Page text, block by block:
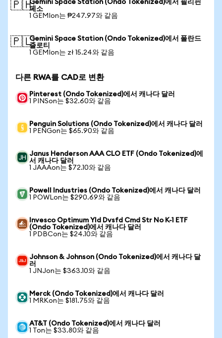
🇵🇭Gemini Space Station (Ondo Tokenized)에서 필리핀
페소
1 GEMIon는 ₱247.97와 같음
🇵🇱Gemini Space Station (Ondo Tokenized)에서 폴란드
즐로티
1 GEMIon는 zł 15.24와 같음
다른 RWA를 CAD로 변환
Pinterest (Ondo Tokenized)에서 캐나다 달러
1 PINSon는 $32.60와 같음
Penguin Solutions (Ondo Tokenized)에서 캐나다 달러
1 PENGon는 $65.90와 같음
Janus Henderson AAA CLO ETF (Ondo Tokenized)에
서 캐나다 달러
1 JAAAon는 $72.10와 같음
Powell Industries (Ondo Tokenized)에서 캐나다 달러
1 POWLon는 $290.69와 같음
Invesco Optimum Yld Dvsfd Cmd Str No K-1 ETF
(Ondo Tokenized)에서 캐나다 달러
1 PDBCon는 $24.10와 같음
Johnson & Johnson (Ondo Tokenized)에서 캐나다 달
러
1 JNJon는 $363.10와 같음
Merck (Ondo Tokenized)에서 캐나다 달러
1 MRKon는 $181.75와 같음
AT&T (Ondo Tokenized)에서 캐나다 달러
1 Ton는 $33.80와 같음